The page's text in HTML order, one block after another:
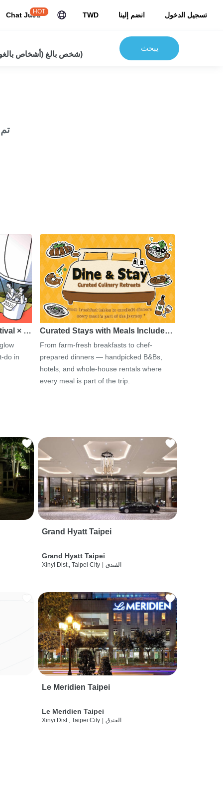
Chat JuJu
HOT TWD انضم إلينا تسجيل الدخول
2شخص بالغ (أشخاص بالغون) 0 أطفال)
يبحث
× …
do in
Curated Stays with Meals Include…
From farm-fresh breakfasts to chef-
prepared dinners — handpicked B&Bs,
hotels, and whole-house rentals where
every meal is part of the trip.
Grand Hyatt Taipei
Grand Hyatt Taipei
Xinyi Dist., Taipei City الفندق
Le Meridien Taipei
Le Meridien Taipei
Xinyi Dist., Taipei City | الفندق